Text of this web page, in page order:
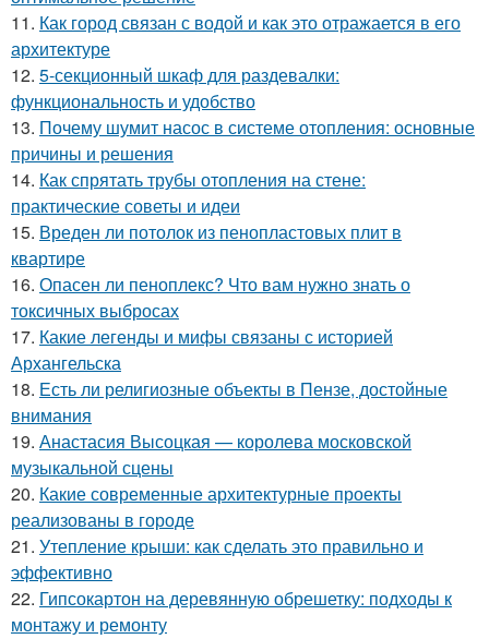
11. Как город связан с водой и как это отражается в его
архитектуре
12. 5-секционный шкаф для раздевалки:
функциональность и удобство
13. Почему шумит насос в системе отопления: основные
причины и решения
14. Как спрятать трубы отопления на стене:
практические советы и идеи
15. Вреден ли потолок из пенопластовых плит в
квартире
16. Опасен ли пеноплекс? Что вам нужно знать о
токсичных выбросах
17. Какие легенды и мифы связаны с историей
Архангельска
18. Есть ли религиозные объекты в Пензе, достойные
внимания
19. Анастасия Высоцкая — королева московской
музыкальной сцены
20. Какие современные архитектурные проекты
реализованы в городе
21. Утепление крыши: как сделать это правильно и
эффективно
22. Гипсокартон на деревянную обрешетку: подходы к
монтажу и ремонту